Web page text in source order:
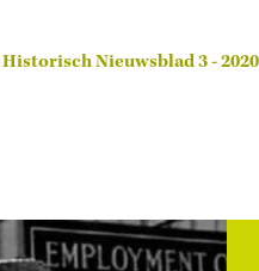
Historisch Nieuwsblad 3 - 2020